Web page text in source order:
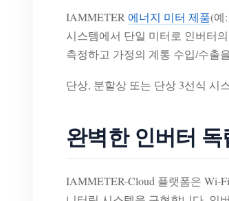
IAMMETER 에너지 미터 제품(예
시스템에서 단일 미터로 인버터
측정하고 가정의 계통 수입/수출
단상, 분할상 또는 단상 3선식 시
완벽한 인버터
IAMMETER-Cloud 플랫폼은 Wi-